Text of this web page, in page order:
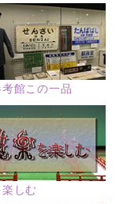
考館この一品
しむ